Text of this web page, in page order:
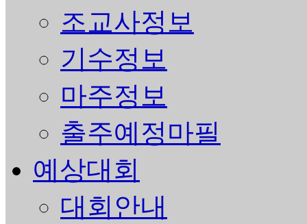
조교사정보
기수정보
마주정보
출주예정마필
예상대회
대회안내